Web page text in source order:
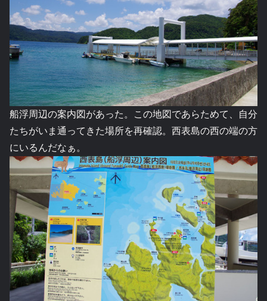
船浮周辺の案内図があった。この地図であらためて、自分
たちがいま通ってきた場所を再確認。西表島の西の端の方
にいるんだなぁ。